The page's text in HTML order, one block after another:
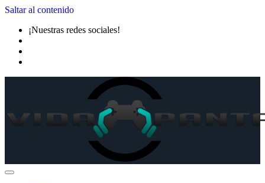
Saltar al contenido
¡Nuestras redes sociales!